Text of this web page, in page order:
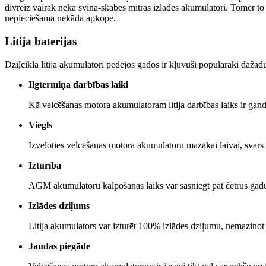
divreiz vairāk nekā svina-skābes mitrās izlādes akumulatori. Tomēr
nepieciešama nekāda apkope.
Litija baterijas
Dziļcikla litija akumulatori pēdējos gados ir kļuvuši populārāki
Ilgtermiņa darbības laiki
Kā velcēšanas motora akumulatoram litija darbības laiks ir
Viegls
Izvēloties velcēšanas motora akumulatoru mazākai laivai,
Izturība
AGM akumulatoru kalpošanas laiks var sasniegt pat četrus
Izlādes dziļums
Litija akumulators var izturēt 100% izlādes dziļumu,
Jaudas piegāde